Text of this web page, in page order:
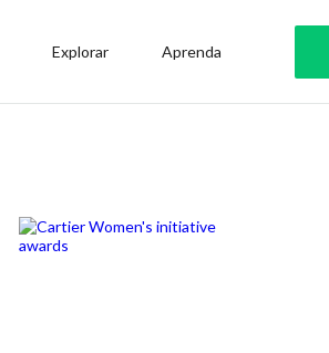
Explorar Aprenda